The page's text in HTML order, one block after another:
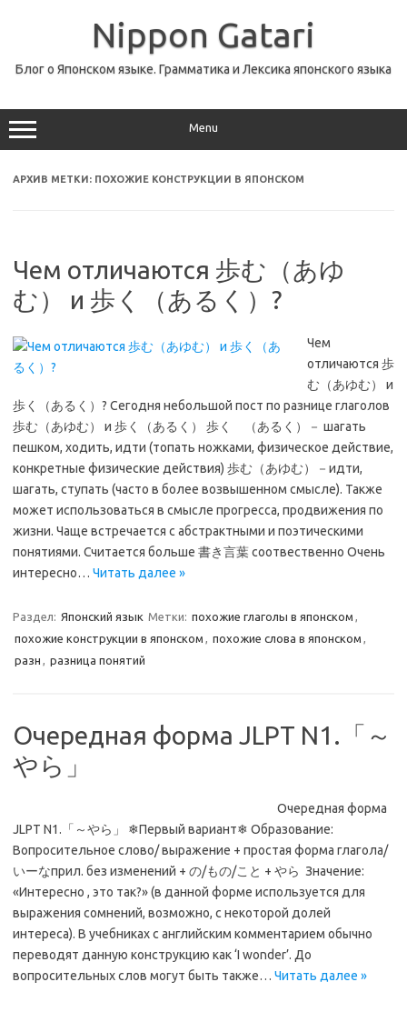
Nippon Gatari
Блог о Японском языке. Грамматика и Лексика японского языка
Menu
АРХИВ МЕТКИ: ПОХОЖИЕ КОНСТРУКЦИИ В ЯПОНСКОМ
Чем отличаются 歩む（あゆ
む） и 歩く（あるく）?
Чем
отличаются 歩
む（あゆむ） и
歩く（あるく）? Сегодня небольшой пост по разнице глаголов
歩む（あゆむ） и 歩く（あるく） 歩く （あるく）－ шагать
пешком, ходить, идти (топать ножками, физическое действие,
конкретные физические действия) 歩む（あゆむ）－идти,
шагать, ступать (часто в более возвышенном смысле). Также
может использоваться в смысле прогресса, продвижения по
жизни. Чаще встречается с абстрактными и поэтическими
понятиями. Считается больше 書き言葉 соотвественно Очень
интересно… Читать далее »
Раздел: Японский язык Метки: похожие глаголы в японском ,
похожие конструкции в японском , похожие слова в японском ,
разн , разница понятий
Очередная форма JLPT N1.「～
やら」
Очередная форма
JLPT N1.「～やら」 ❄Первый вариант❄ Образование:
Вопросительное слово/ выражение + простая форма глагола/
いーなприл. без изменений + の/もの/こと + やら Значение:
«Интересно , это так?» (в данной форме используется для
выражения сомнений, возможно, с некоторой долей
интереса). В учебниках с английским комментарием обычно
переводят данную конструкцию как ‘I wonder’. До
вопросительных слов могут быть также… Читать далее »